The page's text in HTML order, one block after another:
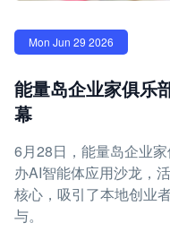
Mon Jun 29 2026
能量岛企业家俱乐
幕
6月28日，能量岛企业
办AI智能体应用沙龙，
核心，吸引了本地创业
与。